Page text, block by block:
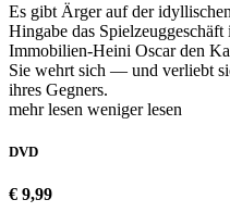
Es gibt Ärger auf der
Hingabe das
Immobilien-Heini Oscar den
Sie wehrt sich — und verliebt
ihres Gegners.
mehr lesen weniger lesen
DVD
€ 9,99